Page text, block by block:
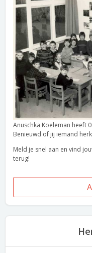
Anuschka Koeleman heeft
Benieuwd of jij iemand
Meld je snel aan en vind
terug!